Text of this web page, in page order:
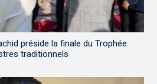
préside la finale du Trophée
traditionnels